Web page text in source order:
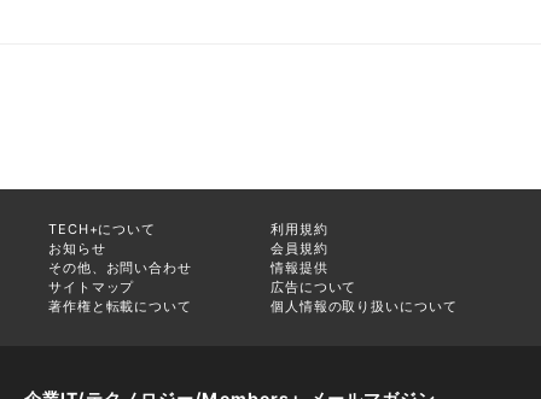
TECH+について
利用規約
お知らせ
会員規約
その他、お問い合わせ
情報提供
サイトマップ
広告について
著作権と転載について
個人情報の取り扱いについて